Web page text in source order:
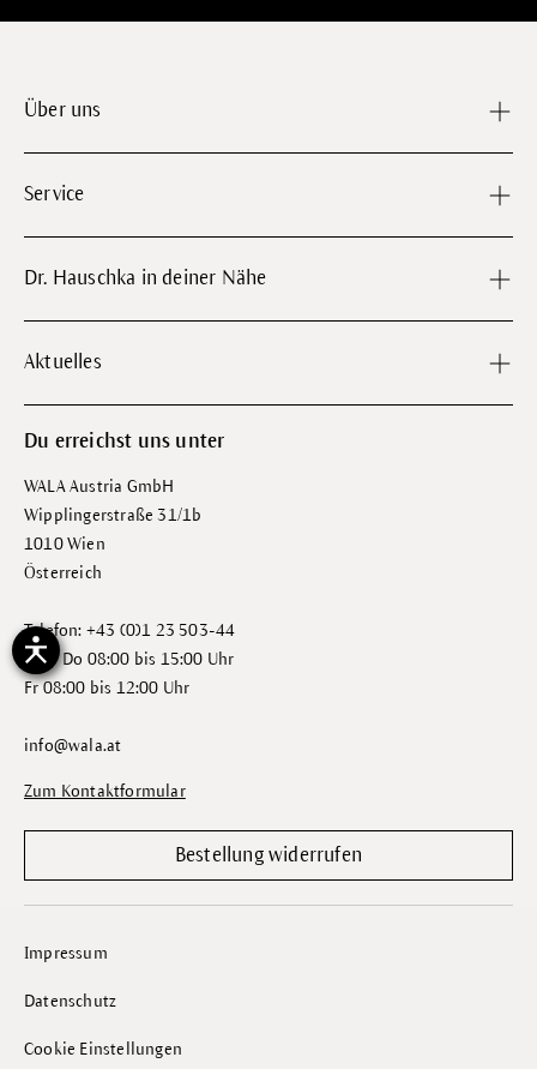
Über uns
Service
Dr. Hauschka in deiner Nähe
Aktuelles
Du erreichst uns unter
WALA Austria GmbH
Wipplingerstraße 31/1b
1010 Wien
Österreich
Telefon: +43 (0)1 23 503-44
Mo - Do 08:00 bis 15:00 Uhr
Fr 08:00 bis 12:00 Uhr
info@wala.at
Zum Kontaktformular
Bestellung widerrufen
Impressum
Datenschutz
Cookie Einstellungen